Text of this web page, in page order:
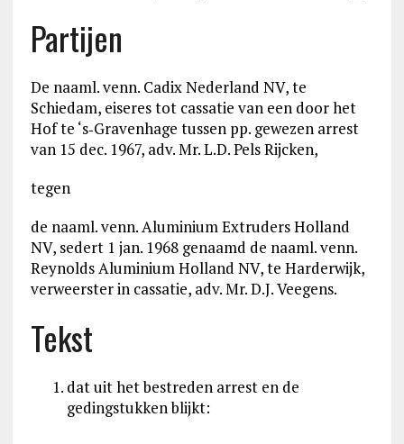
Partijen
De naaml. venn. Cadix Nederland NV, te
Schiedam, eiseres tot cassatie van een door het
Hof te ‘s‑Gravenhage tussen pp. gewezen arrest
van 15 dec. 1967, adv. Mr. L.D. Pels Rijcken,
tegen
de naaml. venn. Aluminium Extruders Holland
NV, sedert 1 jan. 1968 genaamd de naaml. venn.
Reynolds Aluminium Holland NV, te Harderwijk,
verweerster in cassatie, adv. Mr. D.J. Veegens.
Tekst
dat uit het bestreden arrest en de
gedingstukken blijkt: